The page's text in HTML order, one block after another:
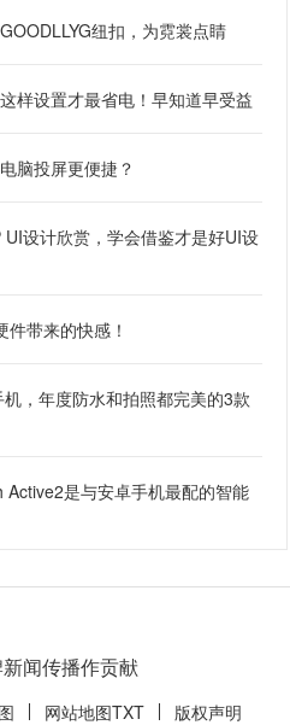
纽扣，为霓裳点睛
样设置才最省电！早知道早受益
脑投屏更便捷？
设计欣赏，学会借鉴才是好UI设
带来的快感！
，年度防水和拍照都完美的3款
是与安卓手机最配的智能
闻传播作贡献
网站地图TXT 版权声明